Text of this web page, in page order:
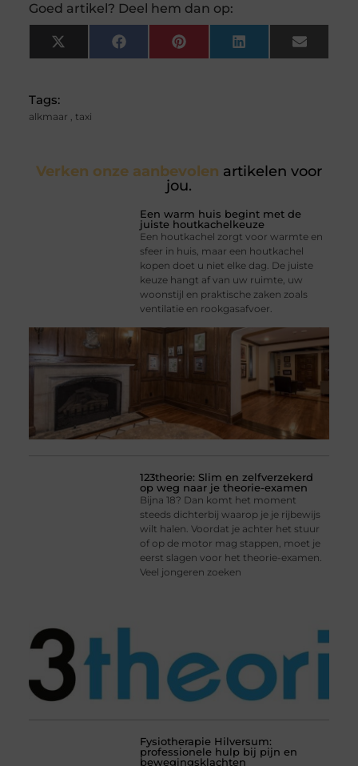
Goed artikel? Deel hem dan op:
X
(Twitter)
FacebookPinterest LinkedIn Email
Tags:
alkmaar , taxi
Verken onze aanbevolen artikelen voor
jou.
Een warm huis begint met de
juiste houtkachelkeuze
Een houtkachel zorgt voor warmte en
sfeer in huis, maar een houtkachel
kopen doet u niet elke dag. De juiste
keuze hangt af van uw ruimte, uw
woonstijl en praktische zaken zoals
ventilatie en rookgasafvoer.
123theorie: Slim en zelfverzekerd
op weg naar je theorie-examen
Bijna 18? Dan komt het moment
steeds dichterbij waarop je je rijbewijs
wilt halen. Voordat je achter het stuur
of op de motor mag stappen, moet je
eerst slagen voor het theorie-examen.
Veel jongeren zoeken
Fysiotherapie Hilversum:
professionele hulp bij pijn en
bewegingsklachten